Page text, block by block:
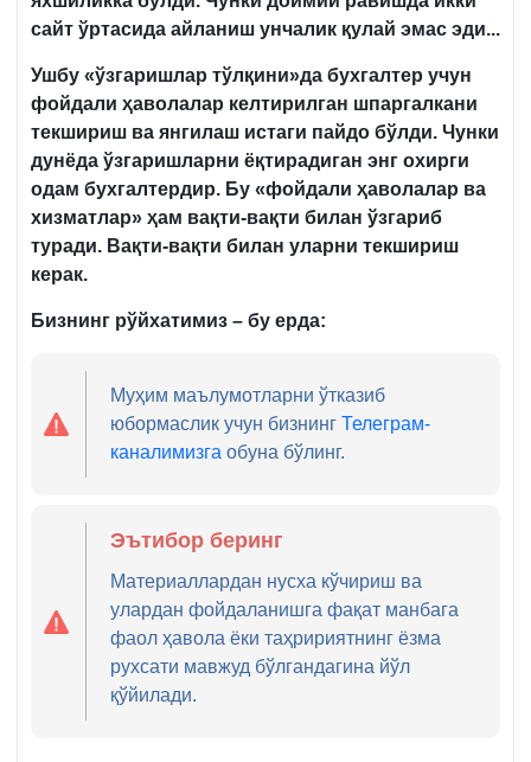
сайт ўртасида айланиш унчалик қулай эмас эди...
Ушбу «ўзгаришлар тўлқини»да бухгалтер учун
фойдали ҳаволалар келтирилган шпаргалкани
текшириш ва янгилаш истаги пайдо бўлди. Чунки
дунёда ўзгаришларни ёқтирадиган энг охирги
одам бухгалтердир. Бу «фойдали ҳаволалар ва
хизматлар» ҳам вақти-вақти билан ўзгариб
туради. Вақти-вақти билан уларни текшириш
керак.
Бизнинг рўйхатимиз – бу ерда:
Муҳим маълумотларни ўтказиб
юбормаслик учун бизнингТелеграм-
каналимизга обуна бўлинг.
Эътибор беринг
Материаллардан нусха кўчириш ва
улардан фойдаланишга фақат манбага
фаол ҳавола ёки таҳририятнинг ёзма
рухсати мавжуд бўлгандагина йўл
қўйилади.